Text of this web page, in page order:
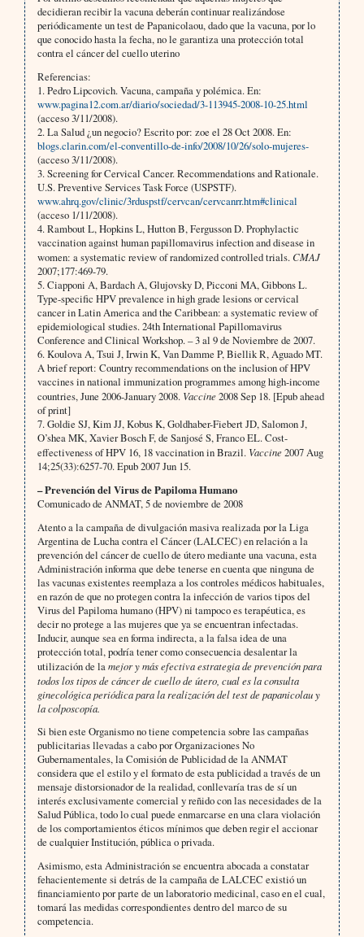
decidieran recibir la vacuna deberán continuar realizándose
periódicamente un test de Papanicolaou, dado que la vacuna, por lo
que conocido hasta la fecha, no le garantiza una protección total
contra el cáncer del cuello uterino
Referencias:
1. Pedro Lipcovich. Vacuna, campaña y polémica. En:
www.pagina12.com.ar/diario/sociedad/3-113945-2008-10-25.html
(acceso 3/11/2008).
2. La Salud ¿un negocio? Escrito por: zoe el 28 Oct 2008. En:
blogs.clarin.com/el-conventillo-de-info/2008/10/26/solo-mujeres-
(acceso 3/11/2008).
3. Screening for Cervical Cancer. Recommendations and Rationale.
U.S. Preventive Services Task Force (USPSTF).
www.ahrq.gov/clinic/3rduspstf/cervcan/cervcanrr.htm#clinical
(acceso 1/11/2008).
4. Rambout L, Hopkins L, Hutton B, Fergusson D. Prophylactic
vaccination against human papillomavirus infection and disease in
women: a systematic review of randomized controlled trials.CMAJ
2007;177:469-79.
5. Ciapponi A, Bardach A, Glujovsky D, Picconi MA, Gibbons L.
Type-specific HPV prevalence in high grade lesions or cervical
cancer in Latin America and the Caribbean: a systematic review of
epidemiological studies. 24th International Papillomavirus
Conference and Clinical Workshop. – 3 al 9 de Noviembre de 2007.
6. Koulova A, Tsui J, Irwin K, Van Damme P, Biellik R, Aguado MT.
A brief report: Country recommendations on the inclusion of HPV
vaccines in national immunization programmes among high-income
countries, June 2006-January 2008. Vaccine2008 Sep 18. [Epub ahead
of print]
7. Goldie SJ, Kim JJ, Kobus K, Goldhaber-Fiebert JD, Salomon J,
O’shea MK, Xavier Bosch F, de Sanjosé S, Franco EL. Cost-
effectiveness of HPV 16, 18 vaccination in Brazil. Vaccine2007 Aug
14;25(33):6257-70. Epub 2007 Jun 15.
– Prevención del Virus de Papiloma Humano
Comunicado de ANMAT, 5 de noviembre de 2008
Atento a la campaña de divulgación masiva realizada por la Liga
Argentina de Lucha contra el Cáncer (LALCEC) en relación a la
prevención del cáncer de cuello de útero mediante una vacuna, esta
Administración informa que debe tenerse en cuenta que ninguna de
las vacunas existentes reemplaza a los controles médicos habituales,
en razón de que no protegen contra la infección de varios tipos del
Virus del Papiloma humano (HPV) ni tampoco es terapéutica, es
decir no protege a las mujeres que ya se encuentran infectadas.
Inducir, aunque sea en forma indirecta, a la falsa idea de una
protección total, podría tener como consecuencia desalentar la
utilización de lamejor y más efectiva estrategia de prevención para
todos los tipos de cáncer de cuello de útero, cual es la consulta
ginecológica periódica para la realización del test de papanicolau y
la colposcopía.
Si bien este Organismo no tiene competencia sobre las campañas
publicitarias llevadas a cabo por Organizaciones No
Gubernamentales, la Comisión de Publicidad de la ANMAT
considera que el estilo y el formato de esta publicidad a través de un
mensaje distorsionador de la realidad, conllevaría tras de sí un
interés exclusivamente comercial y reñido con las necesidades de la
Salud Pública, todo lo cual puede enmarcarse en una clara violación
de los comportamientos éticos mínimos que deben regir el accionar
de cualquier Institución, pública o privada.
Asimismo, esta Administración se encuentra abocada a constatar
fehacientemente si detrás de la campaña de LALCEC existió un
financiamiento por parte de un laboratorio medicinal, caso en el cual,
tomará las medidas correspondientes dentro del marco de su
competencia.